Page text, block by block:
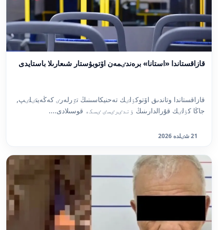
قازاقستاندا «استانا» برەندٸمەن اۆتوبۋستار شىعارىلا باستايدى
قازاقستاندا وتاندىق اۆتوكٶلٸك تەحنيكاسىنىڭ تٷرلەرٸ كەڭەيتٸلٸپ,
جاڭا كٶلٸك قۇرالدارىنىڭ ٶندٸرٸسٸ ٸسكە قوسىلادى....
21 شٸلدە 2026